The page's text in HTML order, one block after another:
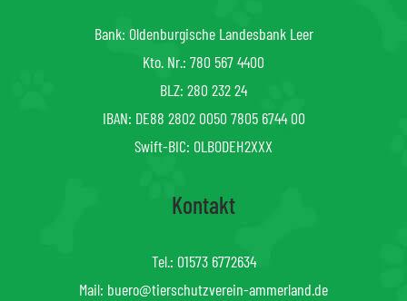
Bank: Oldenburgische Landesbank Leer
Kto. Nr.: 780 567 4400
BLZ: 280 232 24
IBAN: DE88 2802 0050 7805 6744 00
Swift-BIC: OLBODEH2XXX
Kontakt
Tel.: 01573 6772634
Mail: buero@tierschutzverein-ammerland.de